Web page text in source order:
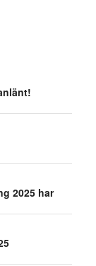
2025 har